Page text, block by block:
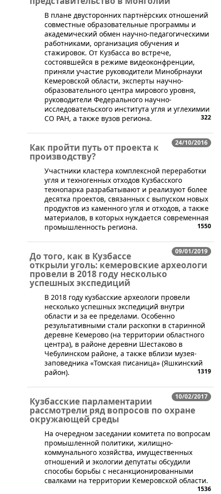
​В плане двусторонних партнёрских отношений
совместные образовательные программы и
академический обмен научно-педагогическими
работниками, организация обучения и
стажировок. От Кузбасса во встрече,
состоявшейся в режиме видеоконфренции,
приняли участие руководители Минобрнауки
Кемеровской области, эксперты научно-
образовательного центра мирового уровня,
руководители Федерального научно-
исследовательского института угля и углехимии
СО РАН, а также вузов региона.
322
24/10/2016
Как пройти путь от проекта к
производству?
​Участники кластера комплексной переработки
угля и техногенных отходов Кузбасского
технопарка разрабатывают и реализуют более
десятка проектов, связанных с выпуском новых
продуктов из каменного угля и отходов, а также
материалов, в которых нуждается современная
промышленность региона.
1550
09/01/2019
До того, как в Кузбассе
открыли уголь: кемеровские археологи
провели в 2018 году несколько
успешных экспедиций
В 2018 году кузбасские археологи провели
несколько успешных экспедиций внутри
области и за ее пределами. Особенно
результативными стали раскопки в старинной
деревне Кемерово (на территории областного
центра), в районе деревни Шестаково в
Чебулинском районе, а также вблизи музея-
заповедника «Томская писаница» (Яшкинский
район).
1319
10/02/2017
Кузбасские парламентарии
рассмотрели ряд вопросов по охране
окружающей среды
​На очередном заседании комитета по вопросам
промышленной политики, жилищно-
коммунального хозяйства, имущественных
отношений и экологии депутаты обсудили
способы борьбы с несанкционированными
свалками на территории Кемеровской области.
1536